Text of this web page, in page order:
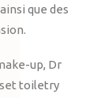
que des
up, Dr
toiletry